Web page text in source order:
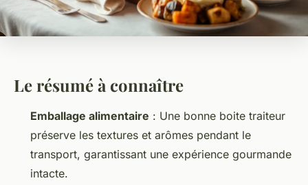
Le résumé à connaître
Emballage alimentaire : Une bonne boite traiteur
préserve les textures et arômes pendant le
transport, garantissant une expérience gourmande
intacte.